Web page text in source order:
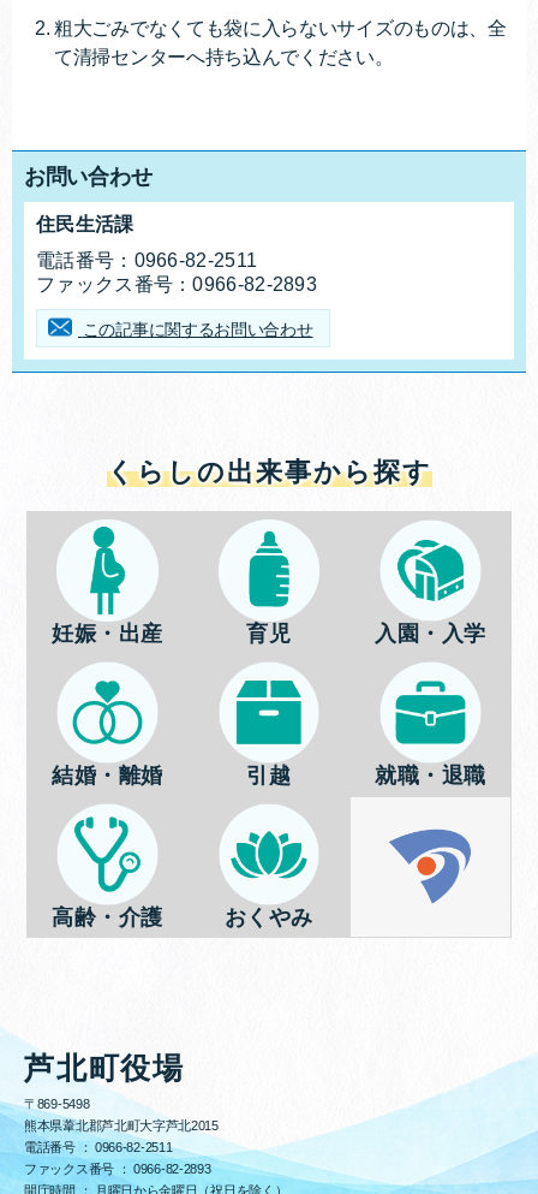
粗大ごみでなくても袋に入らないサイズのものは、全
て清掃センターへ持ち込んでください。
お問い合わせ
お問合せ先
住民生活課
電話番号： 0966-82-2511
ファックス番号：0966-82-2893
この記事に関するお問い合わせ
くらしの出来事から探す
妊娠・出産 育児 入園・入学
結婚・離婚 引越 就職・退職
高齢・介護 おくやみ
芦北町役場
〒869-5498
熊本県葦北郡芦北町大字芦北2015
電話番号 ： 0966-82-2511
ファックス番号 ： 0966-82-2893
開庁時間 ： 月曜日から金曜日（祝日を除く）